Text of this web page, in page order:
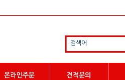
검색어
온라인주문 견적문의